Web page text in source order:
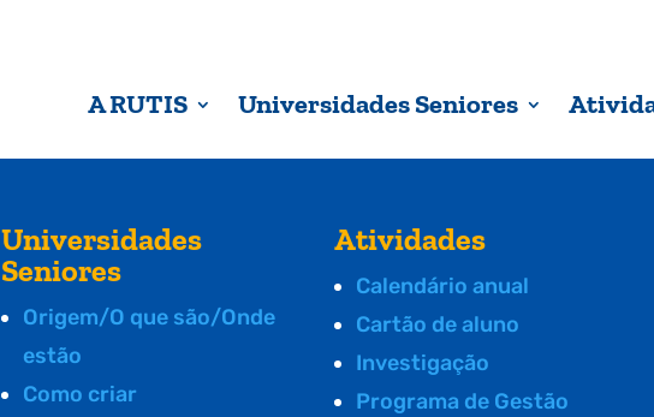
A RUTIS Universidades Seniores
Universidades
Seniores
Origem/O que são/Onde
estão
Como criar
Atividades
Calendário anual
Cartão de aluno
Investigação
Programa de Gestão